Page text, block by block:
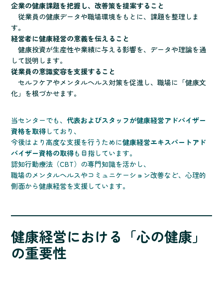
企業の健康課題を把握し、改善策を提案すること
従業員の健康データや職場環境をもとに、課題を整理しま
す。
経営者に健康経営の意義を伝えること
健康投資が生産性や業績に与える影響を、データや理論を通
して説明します。
従業員の意識変容を支援すること
セルフケアやメンタルヘルス対策を促進し、職場に「健康文
化」を根づかせます。
当センターでも、代表およびスタッフが健康経営アドバイザー
資格を取得 しており、
今後はより高度な支援を行うために健康経営エキスパートアド
バイザー資格の取得も目指しています。
認知行動療法（CBT）の専門知識を活かし、
職場のメンタルヘルスやコミュニケーション改善など、心理的
側面から健康経営を支援しています。
健康経営における「心の健康」
の重要性